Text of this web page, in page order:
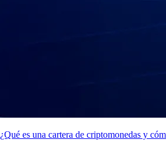
¿Qué es una cartera de criptomonedas y